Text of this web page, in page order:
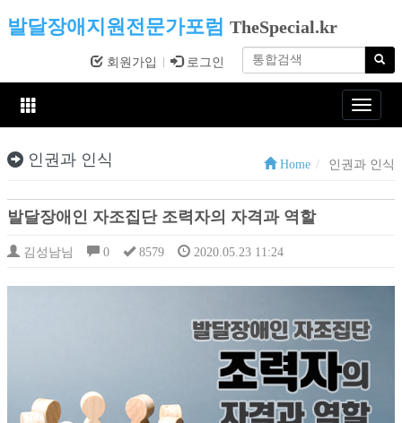
발달장애지원전문가포럼 TheSpecial.kr
회원가입 로그인
Toggle
인권과 인식 Home 인권과 인식
발달장애인 자조집단 조력자의 자격과 역할
김성남님 0 8579 2020.05.23 11:24